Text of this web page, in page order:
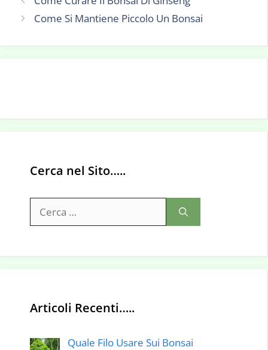
Come Si Mantiene Piccolo Un Bonsai
Cerca nel Sito…..
per:
Articoli Recenti…..
Quale Filo Usare Sui Bonsai